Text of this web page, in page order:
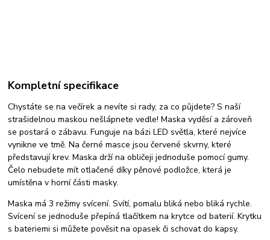
Kompletní specifikace
Chystáte se na večírek a nevíte si rady, za co půjdete? S naší
strašidelnou maskou nešlápnete vedle! Maska vyděsí a zároveň
se postará o zábavu. Funguje na bázi LED světla, které nejvíce
vynikne ve tmě. Na černé masce jsou červené skvrny, které
představují krev. Maska drží na obličeji jednoduše pomocí gumy.
Čelo nebudete mít otlačené díky pěnové podložce, která je
umístěna v horní části masky.
Maska má 3 režimy svícení. Svítí, pomalu bliká nebo bliká rychle.
Svícení se jednoduše přepíná tlačítkem na krytce od baterií. Krytku
s bateriemi si můžete pověsit na opasek či schovat do kapsy.